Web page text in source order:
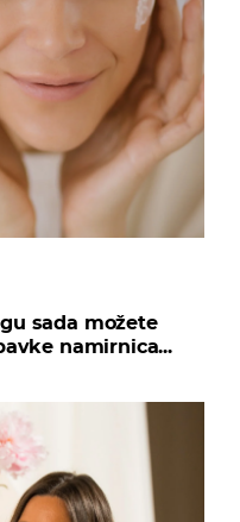
sada možete
namirnica...